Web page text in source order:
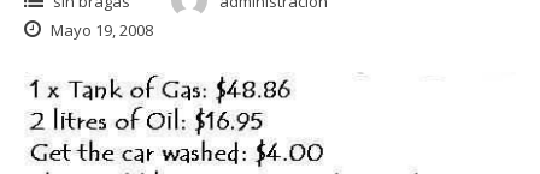
Mayo 19, 2008